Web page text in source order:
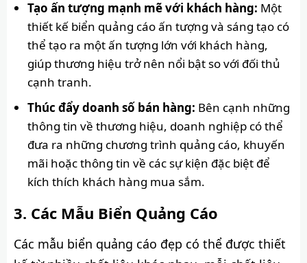
Tạo ấn tượng mạnh mẽ với khách hàng: Một
thiết kế biển quảng cáo ấn tượng và sáng tạo có
thể tạo ra một ấn tượng lớn với khách hàng,
giúp thương hiệu trở nên nổi bật so với đối thủ
cạnh tranh.
Thúc đẩy doanh số bán hàng: Bên cạnh những
thông tin về thương hiệu, doanh nghiệp có thể
đưa ra những chương trình quảng cáo, khuyến
mãi hoặc thông tin về các sự kiện đặc biệt để
kích thích khách hàng mua sắm.
Các Mẫu Biển Quảng Cáo
Các mẫu biển quảng cáo đẹp có thể được thiết